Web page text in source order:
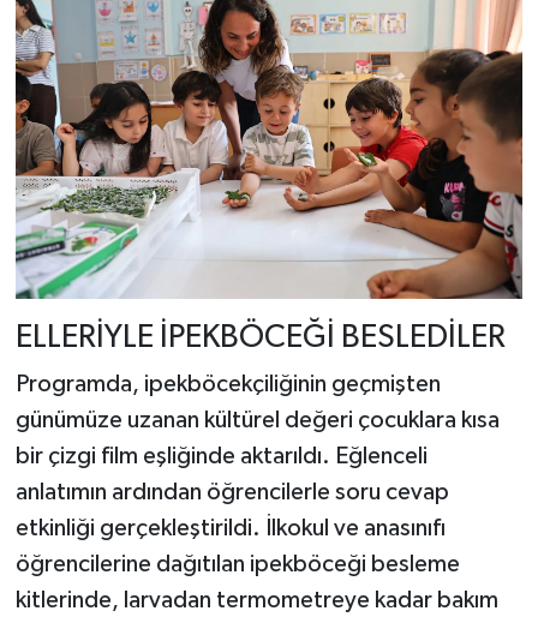
ELLERİYLE İPEKBÖCEĞİ BESLEDİLER
Programda, ipekböcekçiliğinin geçmişten
günümüze uzanan kültürel değeri çocuklara kısa
bir çizgi film eşliğinde aktarıldı. Eğlenceli
anlatımın ardından öğrencilerle soru cevap
etkinliği gerçekleştirildi. İlkokul ve anasınıfı
öğrencilerine dağıtılan ipekböceği besleme
kitlerinde, larvadan termometreye kadar bakım